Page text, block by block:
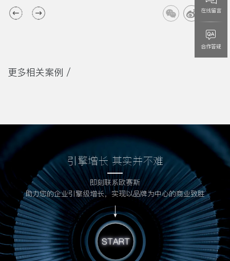
更多相关案例 /
引擎增长 其实并不难
即刻联系欧赛斯
助力您的企业引擎级增长，实现以品牌为中心的商业致胜
START
欧赛斯
中国三大品牌战略全案头部企业之一
您的姓名： 联系方式：
在线留言
合作答疑